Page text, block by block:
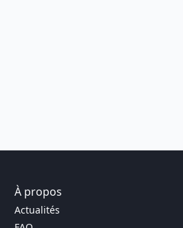
À propos
Actualités